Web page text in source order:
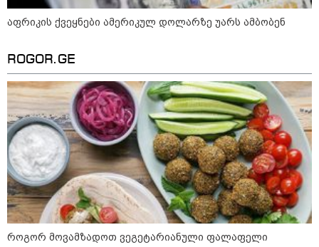
პოლიტიკა
აფრიკის ქვეყნები ამერიკულ დოლარზე უარს ამბობენ
ROGOR.GE
როგორ მოვამზადოთ ვეგეტარიანული ფალაფელი